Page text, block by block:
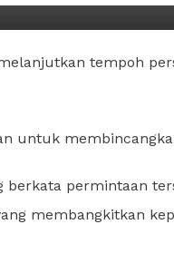
tempoh
untuk
berkata permintaan
membangkitkan